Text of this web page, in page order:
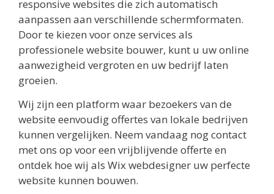
responsive websites die zich automatisch
aanpassen aan verschillende schermformaten.
Door te kiezen voor onze services als
professionele website bouwer, kunt u uw online
aanwezigheid vergroten en uw bedrijf laten
groeien.
Wij zijn een platform waar bezoekers van de
website eenvoudig offertes van lokale bedrijven
kunnen vergelijken. Neem vandaag nog contact
met ons op voor een vrijblijvende offerte en
ontdek hoe wij als Wix webdesigner uw perfecte
website kunnen bouwen.